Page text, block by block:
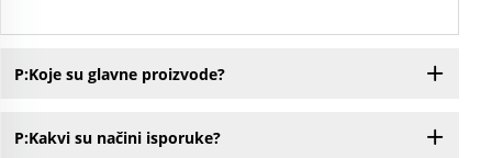
P:Koje su glavne proizvode?
P:Kakvi su načini isporuke?